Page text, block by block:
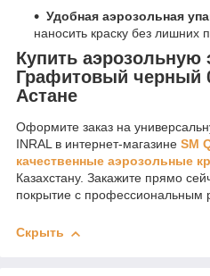
Удобная аэрозольная
наносить краску без лишних
Купить аэрозольную
Графитовый черный
Астане
Оформите заказ на
INRAL в интернет-магазине SM
качественные аэрозольные
Казахстану. Закажите прямо
покрытие с профессиональным
Скрыть